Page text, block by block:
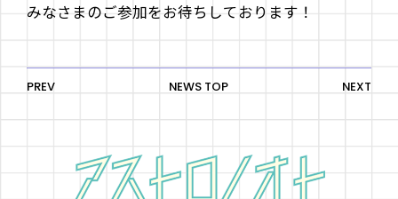
みなさまのご参加をお待ちしております！
PREV NEWS TOP NEXT